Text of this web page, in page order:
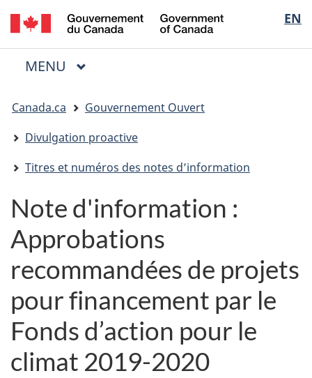
Passer
au
contenu
Passer
à
« Au
Passer
à
la
EN
of
Menu
MENU PRINCIPAL
êtes
ici
Canada.ca
Gouvernement Ouvert
Divulgation proactive
Titres et numéros des notes d’information
Note d'information :
Approbations
recommandées de projets
pour financement par le
Fonds d’action pour le
climat 2019-2020